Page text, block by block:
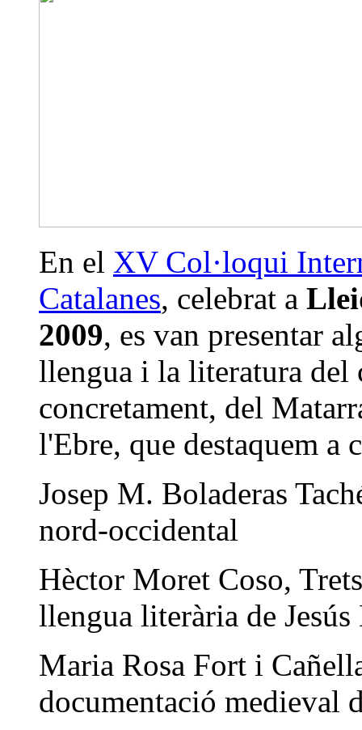
En el XV Col·loqui
Catalanes, celebrat a
2009, es van presentar
llengua i la literatura del
concretament, del
l'Ebre, que destaquem a
Josep M. Boladeras
nord-occidental
Hèctor Moret Coso,
llengua literària de Jesús
Maria Rosa Fort i
documentació medieval